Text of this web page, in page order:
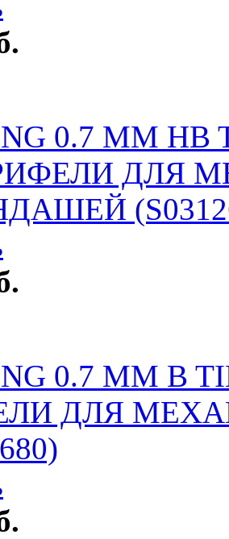
0.7 ММ HB
ДЛЯ
0.7 ММ B
ДЛЯ